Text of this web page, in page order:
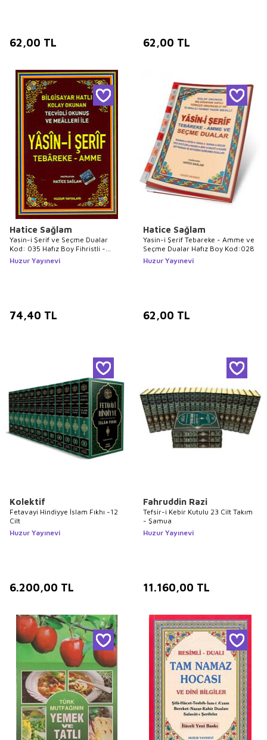
62,00 TL 62,00 TL
Hatice Sağlam
Yasin-i Şerif ve Seçme Dualar
Kod: 035 Hafız Boy Fihristli -
Bilgisayar Hattı
Huzur Yayınevi
74,40 TL
Hatice Sağlam
Yasin-i Şerif Tebareke - Amme ve
Seçme Dualar Hafız Boy Kod:028
Huzur Yayınevi
62,00 TL
Kolektif
Fetavayi Hindiyye İslam Fıkhı -12
Cilt
Huzur Yayınevi
6.200,00 TL
Fahruddin Razi
Tefsir-i Kebir Kutulu 23 Cilt Takım
- Şamua
Huzur Yayınevi
11.160,00 TL